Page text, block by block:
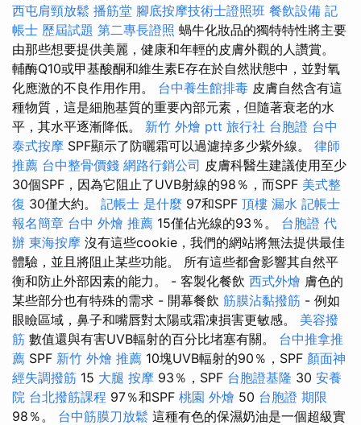
西屯肩頸放鬆 播筋堂 腳底按摩技術士證照班 餐飲設備 記
帳士 歷屆試題 第二專長證照 蝸牛化妝品的獨特特性將主要
由那些想要提供美麗，健康和年輕的皮膚外觀的人讚賞。
輔酶Q10或甲基酸酮和維生素E存在於自然狀態中，並對氧
化應激的不良作用作用。 台中養生館排毒 皮膚自然含有這
種物質，這是細胞基質的重要內部元素，但隨著衰老的水
平，其水平逐漸降低。 新竹 外燴 ptt 旅行社 台胞證 台中
泰式按摩 SPF顯示了防曬霜可以過濾掉多少紫外線。 律師
推薦 台中整骨價錢 網路行銷公司 皮膚科醫生建議使用至少
30個SPF，因為它阻止了UVB射線的98％，而SPF 美式整
復 30僅大約。 記帳士 是什麼 97和SPF 頂樓 漏水 記帳士
報名簡章 台中 外燴 推薦 15僅佔光線的93％。 台胞證 代
辦 東海按摩 沒有這些cookie，我們的網站將無法提供最佳
體驗，並且將阻止某些功能。 所有這些都會影響其自然平
衡和防止外部因素的能力。 - 客製化餐飲 西式外燴 膚色的
某些部分也有特殊的需求 - 開幕餐飲 筋膜沾黏撥筋 - 例如
眼瞼區域，鼻子和嘴唇對太陽或霜凍損害更敏感。 美容撥
筋 數值還與有害UVB輻射的百分比堵塞有關。 台中推拿推
薦 SPF 新竹 外燴 推薦 10塊UVB輻射的90％，SPF 顏面神
經失調撥筋 15 大腿 按摩 93％，SPF 台胞證基隆 30 安養
院 台北撥筋課程 97％和SPF 桃園 外燴 50 台胞證 期限
98％。 台中筋膜刀放鬆 這種有色的保濕奶油是一個超級實